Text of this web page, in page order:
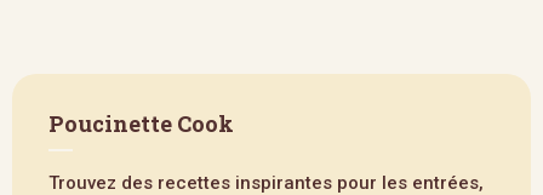
Poucinette Cook
Trouvez des recettes inspirantes pour les entrées,